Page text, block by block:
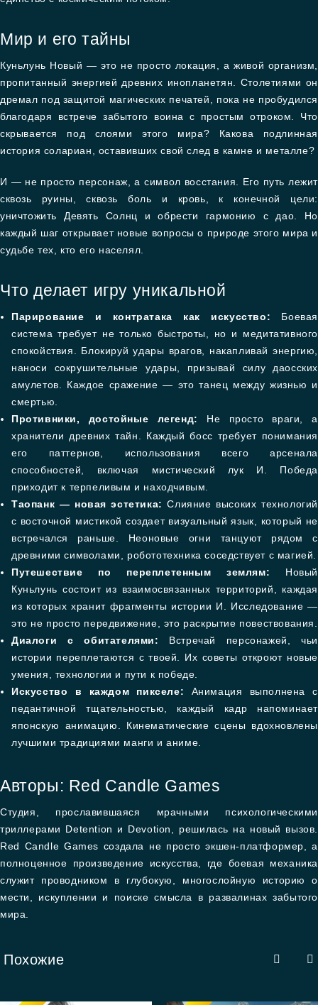
Мир и его тайны
Куньлунь Новый — это не просто локация, а живой организм,
пропитанный энергией древних инопланетян. Столетиями он
дремал под защитой магических печатей, пока не пробудился
благодаря встрече забытого воина с простым отроком. Что
скрывается под слоями этого мира? Какова подлинная
история солариан, оставивших свой след в камне и металле?
И — не просто персонаж, а символ восстания. Его путь лежит
сквозь руины, сквозь боль и кровь, к конечной цели:
уничтожить Девять Солнц и обрести гармонию с дао. Но
каждый шаг открывает новые вопросы о природе этого мира и
судьбе тех, кто его населял.
Что делает игру уникальной
Парирование и контратака как искусство: Боевая
система требует не только быстроты, но и медитативного
спокойствия. Блокируй удары врагов, накапливай энергию,
наноси сокрушительные удары, призывай силу даосских
амулетов. Каждое сражение — это танец между жизнью и
смертью.
Противники, достойные легенд:
Не просто враги, а
хранители древних тайн. Каждый босс требует понимания
его паттернов, использования всего арсенала
способностей, включая мистический лук И. Победа
приходит к терпеливым и находчивым.
Таопанк — новая эстетика: Слияние высоких технологий
с восточной мистикой создает визуальный язык, который не
встречался раньше. Неоновые огни танцуют рядом с
древними символами, робототехника соседствует с магией.
Путешествие по переплетенным землям: Новый
Куньлунь состоит из взаимосвязанных территорий, каждая
из которых хранит фрагменты истории И. Исследование —
это не просто передвижение, это раскрытие повествования.
Диалоги с обитателями: Встречай персонажей, чьи
истории переплетаются с твоей. Их советы откроют новые
умения, технологии и пути к победе.
Искусство в каждом пикселе: Анимация выполнена с
педантичной тщательностью, каждый кадр напоминает
японскую анимацию. Кинематические сцены вдохновлены
лучшими традициями манги и аниме.
Авторы: Red Candle Games
Студия, прославившаяся мрачными психологическими
триллерами Detention и Devotion, решилась на новый вызов.
Red Candle Games создала не просто экшен-платформер, а
полноценное произведение искусства, где боевая механика
служит проводником в глубокую, многослойную историю о
мести, искуплении и поиске смысла в развалинах забытого
мира.
Похожие